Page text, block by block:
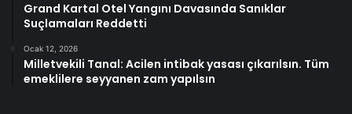
Grand Kartal Otel Yangını Davasında Sanıklar
Suçlamaları Reddetti
Ocak 12, 2026
Milletvekili Tanal: Acilen intibak yasası çıkarılsın. Tüm
emeklilere seyyanen zam yapılsın